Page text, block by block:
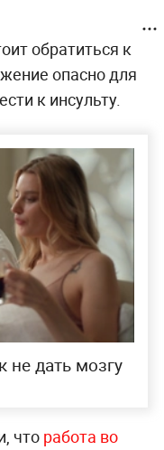
обратиться к
опасно для
к инсульту.
не дать мозгу
что работа во